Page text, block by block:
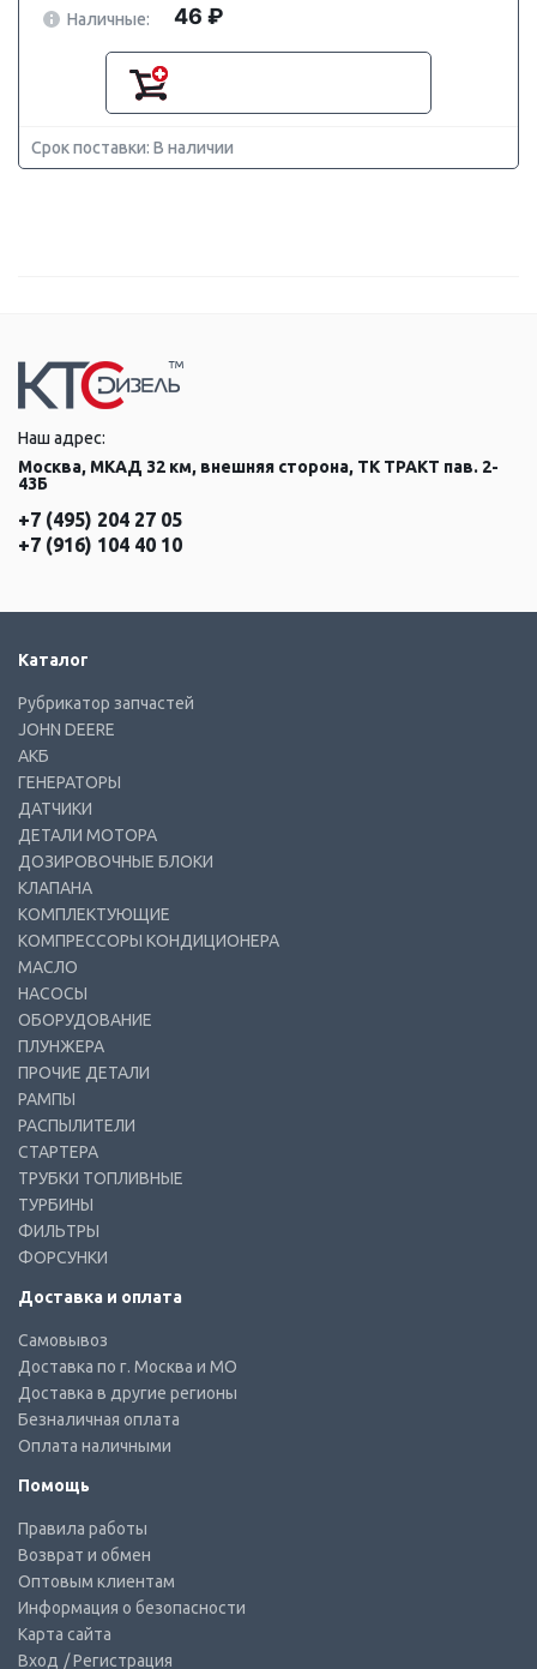
Наличные:
46 ₽
Срок поставки: В наличии
Наш адрес:
Москва, МКАД 32 км, внешняя сторона, ТК ТРАКТ пав. 2-
43Б
+7 (495) 204 27 05
+7 (916) 104 40 10
Каталог
Рубрикатор запчастей
JOHN DEERE
АКБ
ГЕНЕРАТОРЫ
ДАТЧИКИ
ДЕТАЛИ МОТОРА
ДОЗИРОВОЧНЫЕ БЛОКИ
КЛАПАНА
КОМПЛЕКТУЮЩИЕ
КОМПРЕССОРЫ КОНДИЦИОНЕРА
МАСЛО
НАСОСЫ
ОБОРУДОВАНИЕ
ПЛУНЖЕРА
ПРОЧИЕ ДЕТАЛИ
РАМПЫ
РАСПЫЛИТЕЛИ
СТАРТЕРА
ТРУБКИ ТОПЛИВНЫЕ
ТУРБИНЫ
ФИЛЬТРЫ
ФОРСУНКИ
Доставка и оплата
Самовывоз
Доставка по г. Москва и МО
Доставка в другие регионы
Безналичная оплата
Оплата наличными
Помощь
Правила работы
Возврат и обмен
Оптовым клиентам
Информация о безопасности
Карта сайта
Вход / Регистрация